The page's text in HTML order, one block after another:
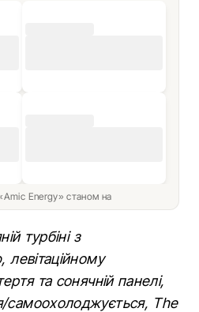
Energy» станом на
турбіні з
левітаційному
та сонячній панелі,
The